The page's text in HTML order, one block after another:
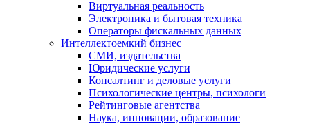
Виртуальная реальность
Электроника и бытовая техника
Операторы фискальных данных
Интеллектоемкий бизнес
СМИ, издательства
Юридические услуги
Консалтинг и деловые услуги
Психологические центры, психологи
Рейтинговые агентства
Наука, инновации, образование